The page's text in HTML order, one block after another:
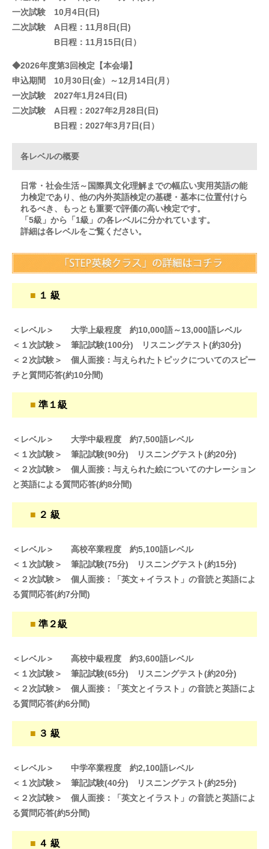
一次試験 10月4日(日)
二次試験 A日程：11月8日(日)
B日程：11月15日(日）
◆2026年度第3回検定【本会場】
申込期間 10月30日(金）～12月14日(月）
一次試験 2027年1月24日(日)
二次試験 A日程：2027年2月28日(日)
B日程：2027年3月7日(日）
各レベルの概要
日常・社会生活～国際異文化理解までの幅広い実用英語の能
力検定であり、他の内外英語検定の基礎・基本に位置付けら
れるべき、もっとも重要で評価の高い検定です。
「5級」から「1級」の各レベルに分かれています。
詳細は各レベルをご覧ください。
■ １ 級
＜レベル＞ 大学上級程度 約10,000語～13,000語レベル
＜１次試験＞ 筆記試験(100分) リスニングテスト(約30分)
＜２次試験＞ 個人面接：与えられたトピックについてのスピー
チと質問応答(約10分間)
■ 準１級
＜レベル＞ 大学中級程度 約7,500語レベル
＜１次試験＞ 筆記試験(90分) リスニングテスト(約20分)
＜２次試験＞ 個人面接：与えられた絵についてのナレーション
と英語による質問応答(約8分間)
■ ２ 級
＜レベル＞ 高校卒業程度 約5,100語レベル
＜１次試験＞ 筆記試験(75分) リスニングテスト(約15分)
＜２次試験＞ 個人面接：「英文＋イラスト」の音読と英語によ
る質問応答(約7分間)
■ 準２級
＜レベル＞ 高校中級程度 約3,600語レベル
＜１次試験＞ 筆記試験(65分) リスニングテスト(約20分)
＜２次試験＞ 個人面接：「英文とイラスト」の音読と英語によ
る質問応答(約6分間)
■ ３ 級
＜レベル＞ 中学卒業程度 約2,100語レベル
＜１次試験＞ 筆記試験(40分) リスニングテスト(約25分)
＜２次試験＞ 個人面接：「英文とイラスト」の音読と英語によ
る質問応答(約5分間)
■ ４ 級